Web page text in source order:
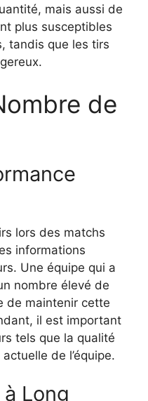
mais aussi de
plus susceptibles
tandis que les tirs
de
lors des matchs
informations
Une équipe qui a
nombre élevé de
de maintenir cette
il est important
tels que la qualité
de l’équipe.
Long